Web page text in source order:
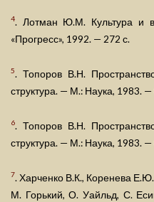
4. Лотман Ю.М. Культура и
«Прогресс», 1992. — 272 с.
5. Топоров В.Н.
структура. — М.: Наука, 1983.
6. Топоров В.Н.
структура. — М.: Наука, 1983.
7. Харченко В.К., Коренева
М. Горький, О. Уайльд, С.